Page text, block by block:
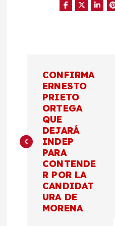
e
CONFIRMA
ERNESTO
PRIETO
ORTEGA
QUE
DEJARÁ
INDEP
PARA
CONTENDE
R POR LA
CANDIDAT
URA DE
MORENA